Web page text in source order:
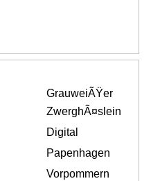
GrauweiÃŸer
ZwerghÃ¤slein
Digital
Papenhagen
Vorpommern